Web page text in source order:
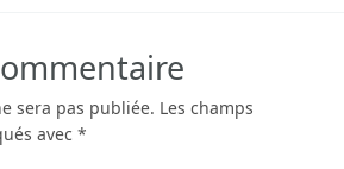
sera pas publiée. Les champs
avec *